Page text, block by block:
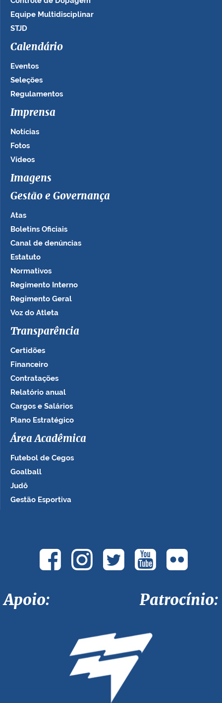
Equipe Multidisciplinar
STJD
Calendário
Eventos
Seleções
Regulamentos
Imprensa
Notícias
Fotos
Vídeos
Imagens
Gestão e Governança
Atas
Boletins Oficiais
Canal de denúncias
Estatuto
Normativos
Regimento Interno
Regimento Geral
Voz do Atleta
Transparência
Certidões
Financeiro
Contratações
Relatório anual
Cargos e Salários
Plano Estratégico
Área Acadêmica
Futebol de Cegos
Goalball
Judô
Gestão Esportiva
Apoio: Patrocínio: